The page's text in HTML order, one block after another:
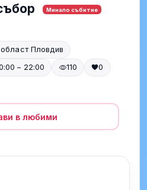
Минало събитие
Пловдив
– 22:00 110
0
в любими